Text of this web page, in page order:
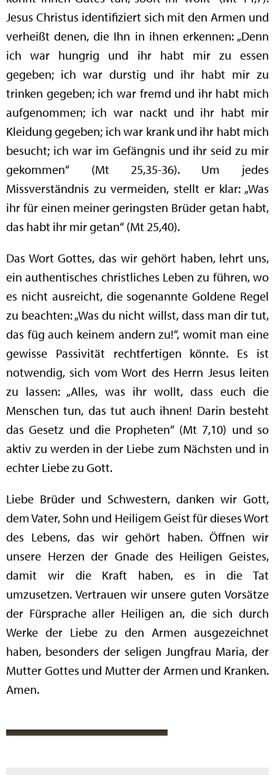
Jesus Christus identifiziert sich mit den Armen und
verheißt denen, die Ihn in ihnen erkennen: „Denn
ich war hungrig und ihr habt mir zu essen
gegeben; ich war durstig und ihr habt mir zu
trinken gegeben; ich war fremd und ihr habt mich
aufgenommen; ich war nackt und ihr habt mir
Kleidung gegeben; ich war krank und ihr habt mich
besucht; ich war im Gefängnis und ihr seid zu mir
gekommen“ (Mt 25,35-36). Um jedes
Missverständnis zu vermeiden, stellt er klar: „Was
ihr für einen meiner geringsten Brüder getan habt,
das habt ihr mir getan“ (Mt 25,40).
Das Wort Gottes, das wir gehört haben, lehrt uns,
ein authentisches christliches Leben zu führen, wo
es nicht ausreicht, die sogenannte Goldene Regel
zu beachten: „Was du nicht willst, dass man dir tut,
das füg auch keinem andern zu!“, womit man eine
gewisse Passivität rechtfertigen könnte. Es ist
notwendig, sich vom Wort des Herrn Jesus leiten
zu lassen: „Alles, was ihr wollt, dass euch die
Menschen tun, das tut auch ihnen! Darin besteht
das Gesetz und die Propheten“ (Mt 7,10) und so
aktiv zu werden in der Liebe zum Nächsten und in
echter Liebe zu Gott.
Liebe Brüder und Schwestern, danken wir Gott,
dem Vater, Sohn und Heiligem Geist für dieses Wort
des Lebens, das wir gehört haben. Öffnen wir
unsere Herzen der Gnade des Heiligen Geistes,
damit wir die Kraft haben, es in die Tat
umzusetzen. Vertrauen wir unsere guten Vorsätze
der Fürsprache aller Heiligen an, die sich durch
Werke der Liebe zu den Armen ausgezeichnet
haben, besonders der seligen Jungfrau Maria, der
Mutter Gottes und Mutter der Armen und Kranken.
Amen.